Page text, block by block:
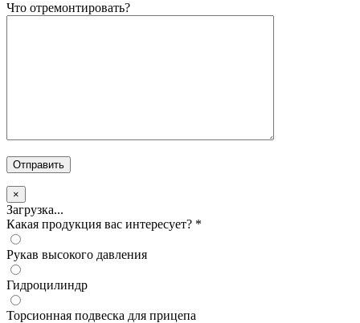
Что отремонтировать?
×
Загрузка...
Какая продукция вас интересует? *
Рукав высокого давления
Гидроцилиндр
Торсионная подвеска для прицепа